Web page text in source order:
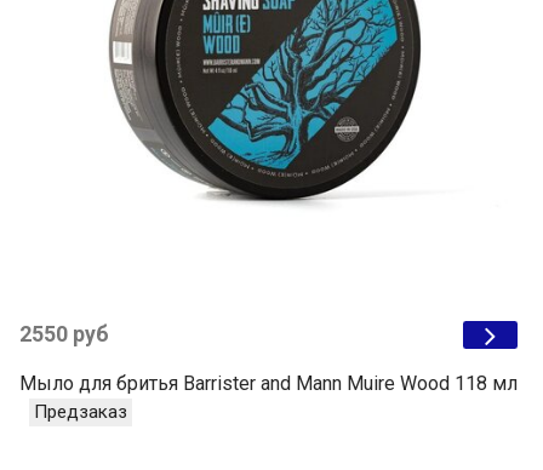
2550 руб
Мыло для бритья Barrister and Mann Muire Wood 118 мл
Предзаказ